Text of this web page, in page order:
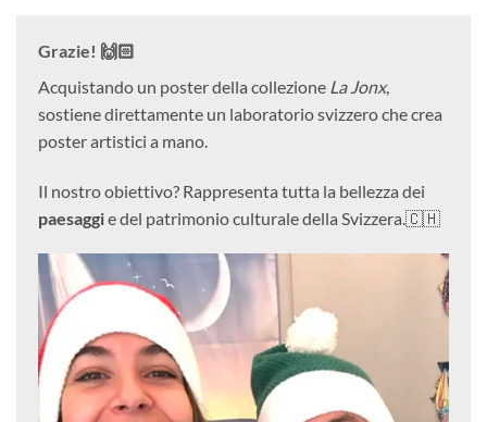
Grazie! 🙌🏻
Acquistando un poster della collezione La Jonx,
sostiene direttamente un laboratorio svizzero che crea
poster artistici a mano.
Il nostro obiettivo? Rappresenta tutta la bellezza dei
paesaggie del patrimonio culturale della Svizzera.🇨🇭